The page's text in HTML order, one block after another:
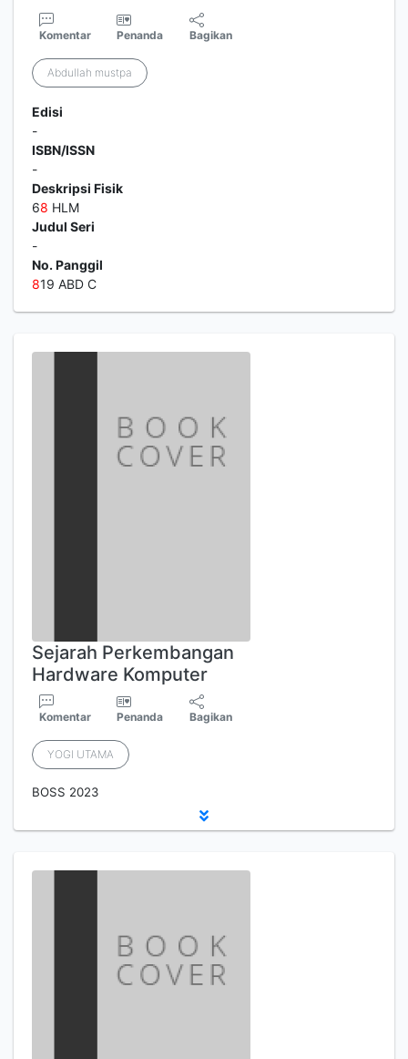
Komentar Penanda Bagikan
Abdullah mustpa
Edisi
-
ISBN/ISSN
-
Deskripsi Fisik
68 HLM
Judul Seri
-
No. Panggil
819 ABD C
Sejarah Perkembangan
Hardware Komputer
Komentar Penanda Bagikan
YOGI UTAMA
BOSS 2023